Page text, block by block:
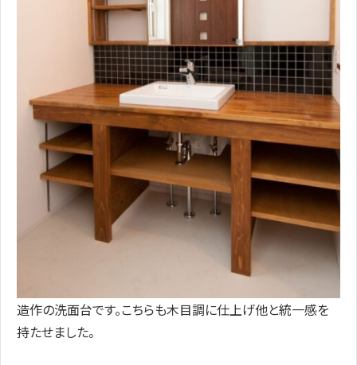
造作の洗面台です。こちらも木目調に仕上げ他と統一感を
持たせました。